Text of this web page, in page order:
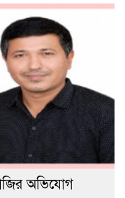
অভিযোগ